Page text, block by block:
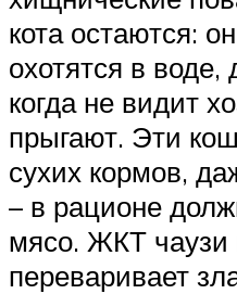
кота остаются:
охотятся в
когда не видит
прыгают. Эти
сухих кормов,
– в рационе
мясо. ЖКТ чаузи
переваривает